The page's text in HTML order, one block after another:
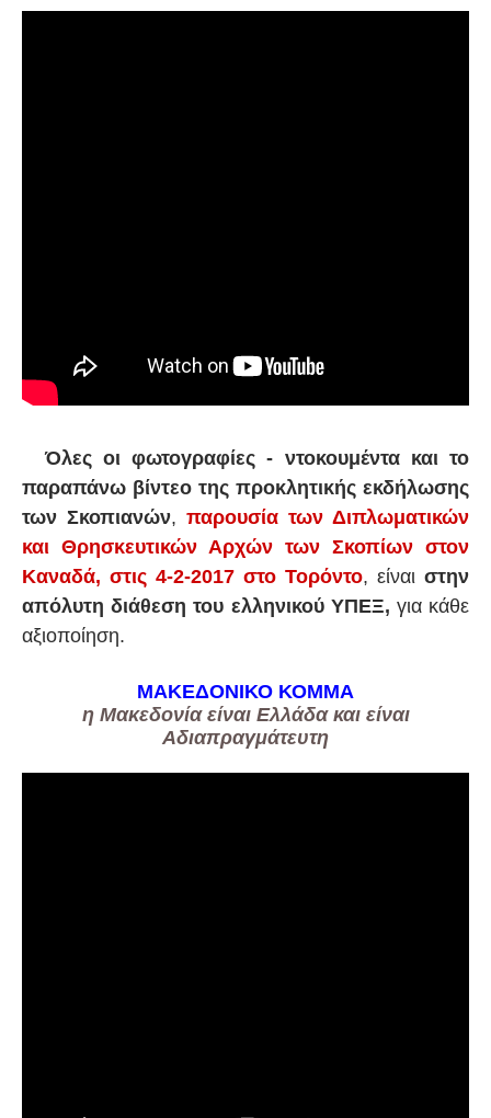
Όλες οι φωτογραφίες - ντοκουμέντα και το
παραπάνω βίντεο της προκλητικής εκδήλωσης
των Σκοπιανών, παρουσία των Διπλωματικών
και Θρησκευτικών Αρχών των Σκοπίων στον
Καναδά, στις 4-2-2017 στο Τορόντο, είναι στην
απόλυτη διάθεση του ελληνικού ΥΠΕΞ, για κάθε
αξιοποίηση.
ΜΑΚΕΔΟΝΙΚΟ ΚΟΜΜΑ
η Μακεδονία είναι Ελλάδα και είναι
Αδιαπραγμάτευτη